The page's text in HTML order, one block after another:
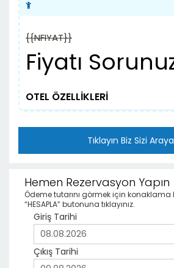
{{NFIYAT}}
Fiyatı
OTEL ÖZELLİKLERİ
Tıklayın Biz Sizi
Hemen Rezervasyon Yapın
Ödeme tutarını görmek için
“HESAPLA” butonuna tıklayınız.
Giriş Tarihi
Çıkış Tarihi